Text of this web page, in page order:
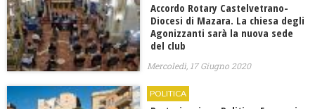
Accordo Rotary Castelvetrano-
Diocesi di Mazara. La chiesa degli
Agonizzanti sarà la nuova sede
del club
Mercoledì, 17 Giugno 2020
POLITICA